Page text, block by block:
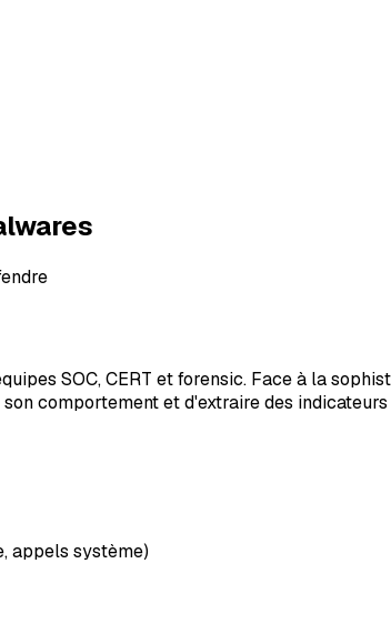
SOC, CERT et forensic. Face à la
comportement et d'extraire des
appels système)